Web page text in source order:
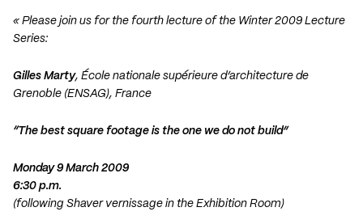
« Please join us for the fourth lecture of the Winter 2009 Lecture
Series:
Gilles Marty, École nationale supérieure d’architecture de
Grenoble (ENSAG), France
“The best square footage is the one we do not build”
Monday 9 March 2009
6:30 p.m.
(following Shaver vernissage in the Exhibition Room)